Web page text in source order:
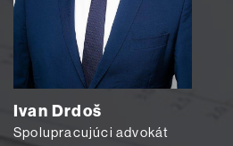
Ivan Drdoš
Spolupracujúci advokát